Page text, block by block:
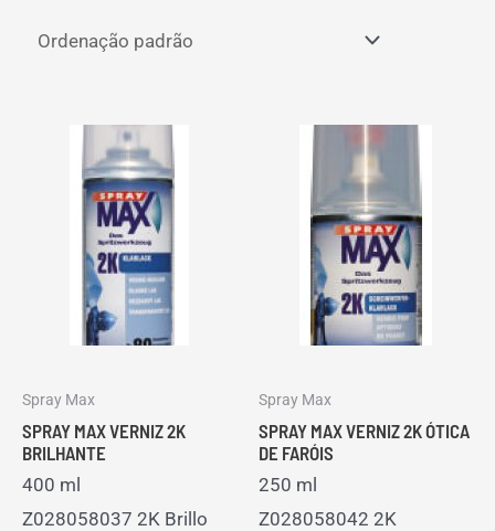
Spray Max
SPRAY MAX VERNIZ 2K
BRILHANTE
400 ml
Z028058037 2K Brillo
Spray Max
SPRAY MAX VERNIZ 2K ÓTICA
DE FARÓIS
250 ml
Z028058042 2K